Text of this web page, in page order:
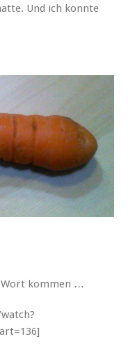
Und ich kon­nte
Wort kommen …